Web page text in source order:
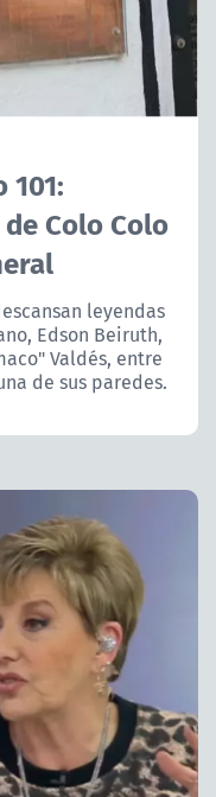
Colo Colo
leyendas
Edson Beiruth,
Valdés, entre
de sus paredes.